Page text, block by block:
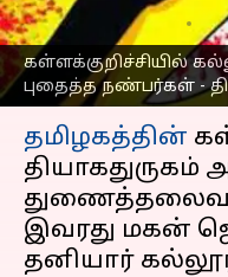
கள்ளக்குறிச்சியில்
புதைத்த நண்பர்கள் -
எழுதியவர் Nivetha P
செய்தி முன்னோட்டம்
தமிழகத்தின்
தியாகதுருகம்
இவரது மகன்
தனியார்